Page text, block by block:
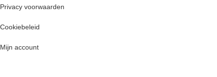
Privacy voorwaarden
Cookiebeleid
Mijn account